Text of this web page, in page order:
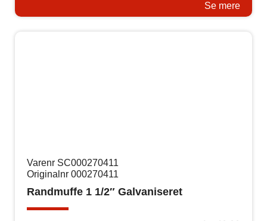
Se mere
Varenr SC000270411
Originalnr 000270411
Randmuffe 1 1/2″ Galvaniseret